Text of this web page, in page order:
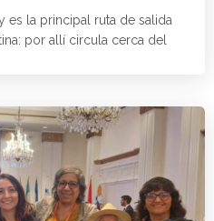
es la principal ruta de salida
por allí circula cerca del